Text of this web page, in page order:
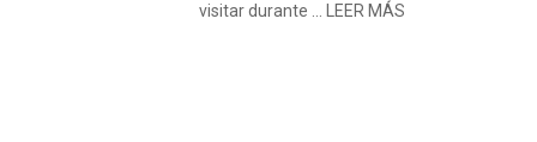
visitar durante ... LEER MÁS